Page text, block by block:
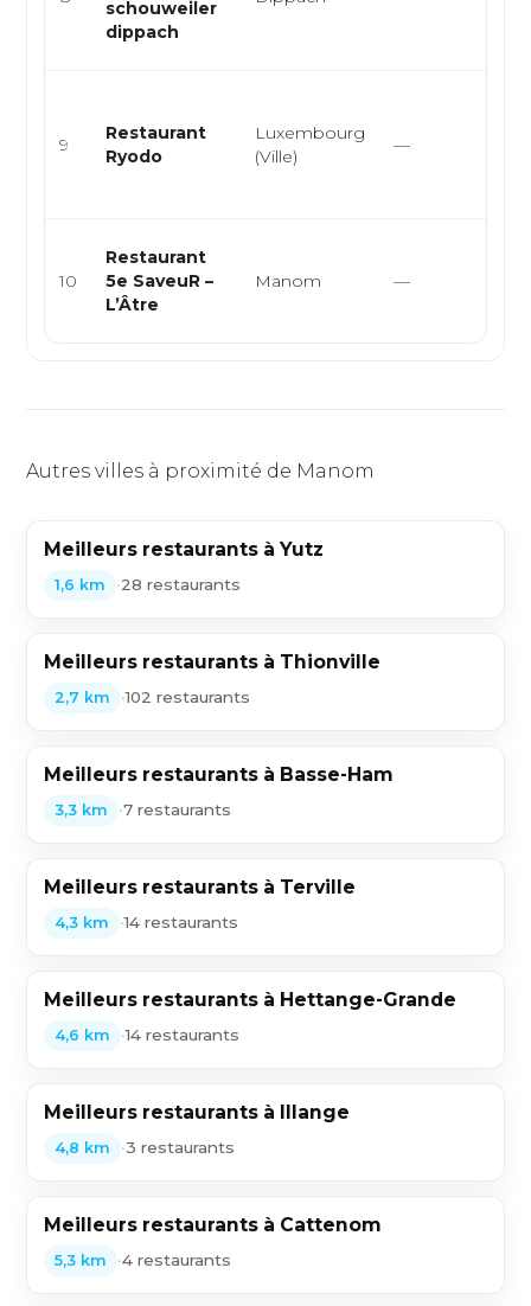
schouweiler
dippach
9
Restaurant
Ryodo
Luxembourg
(Ville)
—
10
Restaurant
5e SaveuR –
L’Âtre
Manom —
Autres villes à proximité de Manom
Meilleurs restaurants à Yutz
1,6 km •28 restaurants
Meilleurs restaurants à Thionville
2,7 km •102 restaurants
Meilleurs restaurants à Basse-Ham
3,3 km •7 restaurants
Meilleurs restaurants à Terville
4,3 km •14 restaurants
Meilleurs restaurants à Hettange-Grande
4,6 km •14 restaurants
Meilleurs restaurants à Illange
4,8 km •3 restaurants
Meilleurs restaurants à Cattenom
5,3 km •4 restaurants